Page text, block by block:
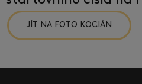
JÍT NA FOTO KOCIÁN